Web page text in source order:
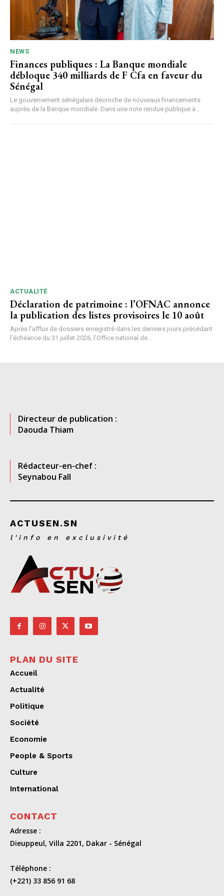
NEWS
Finances publiques : La Banque mondiale
débloque 340 milliards de F Cfa en faveur du
Sénégal
Le gouvernement sénégalais décroche de nouveaux financements
auprès de la Banque mondiale. Dans une note rendue publique à...
ACTUALITÉ
Déclaration de patrimoine : l’OFNAC annonce
la publication des listes provisoires le 10 août
Après l’afflux de dossiers enregistré dans les derniers jours précédant
l’échéance du 31 juillet 2026, l’Office national de...
Directeur de publication :
Daouda Thiam
Rédacteur-en-chef :
Seynabou Fall
ACTUSEN.SN
l'info en exclusivité
PLAN DU SITE
Accueil
Actualité
Politique
Société
Economie
People & Sports
Culture
International
CONTACT
Adresse :
Dieuppeul, Villa 2201, Dakar - Sénégal
Téléphone :
(+221) 33 856 91 68